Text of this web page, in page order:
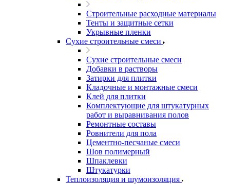
Строительные расходные материалы
Тенты и защитные сетки
Укрывные пленки
Сухие строительные смеси
Сухие строительные смеси
Добавки в растворы
Затирки для плитки
Кладочные и монтажные смеси
Клей для плитки
Комплектующие для штукатурных
работ и выравнивания полов
Ремонтные составы
Ровнители для пола
Цементно-песчаные смеси
Шов полимерный
Шпаклевки
Штукатурки
Теплоизоляция и шумоизоляция